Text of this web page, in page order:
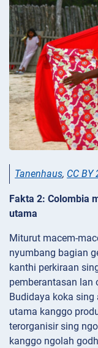
Tanenhaus, CC BY
Fakta 2: Colombia
utama
Miturut macem-
nyumbang bagian
kanthi perkiraan
pemberantasan lan
Budidaya koka
utama kanggo
terorganisir sing
kanggo ngolah